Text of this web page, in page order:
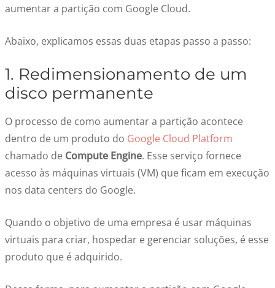
aumentar a partição com Google Cloud.
Abaixo, explicamos essas duas etapas passo a passo:
1. Redimensionamento de um
disco permanente
O processo de como aumentar a partição acontece
dentro de um produto do Google Cloud Platform
chamado de Compute Engine. Esse serviço fornece
acesso às máquinas virtuais (VM) que ficam em execução
nos data centers do Google.
Quando o objetivo de uma empresa é usar máquinas
virtuais para criar, hospedar e gerenciar soluções, é esse
produto que é adquirido.